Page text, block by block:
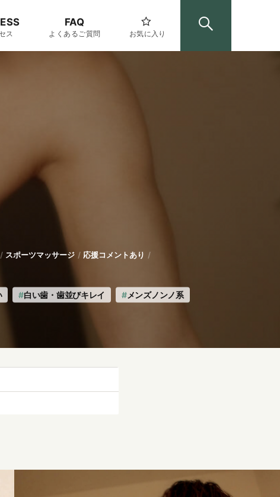
ス
FAQ
よくあるご質問 お気に入り
スポーツマッサージ 応援コメントあり
白い歯・歯並びキレイ メンズノンノ系